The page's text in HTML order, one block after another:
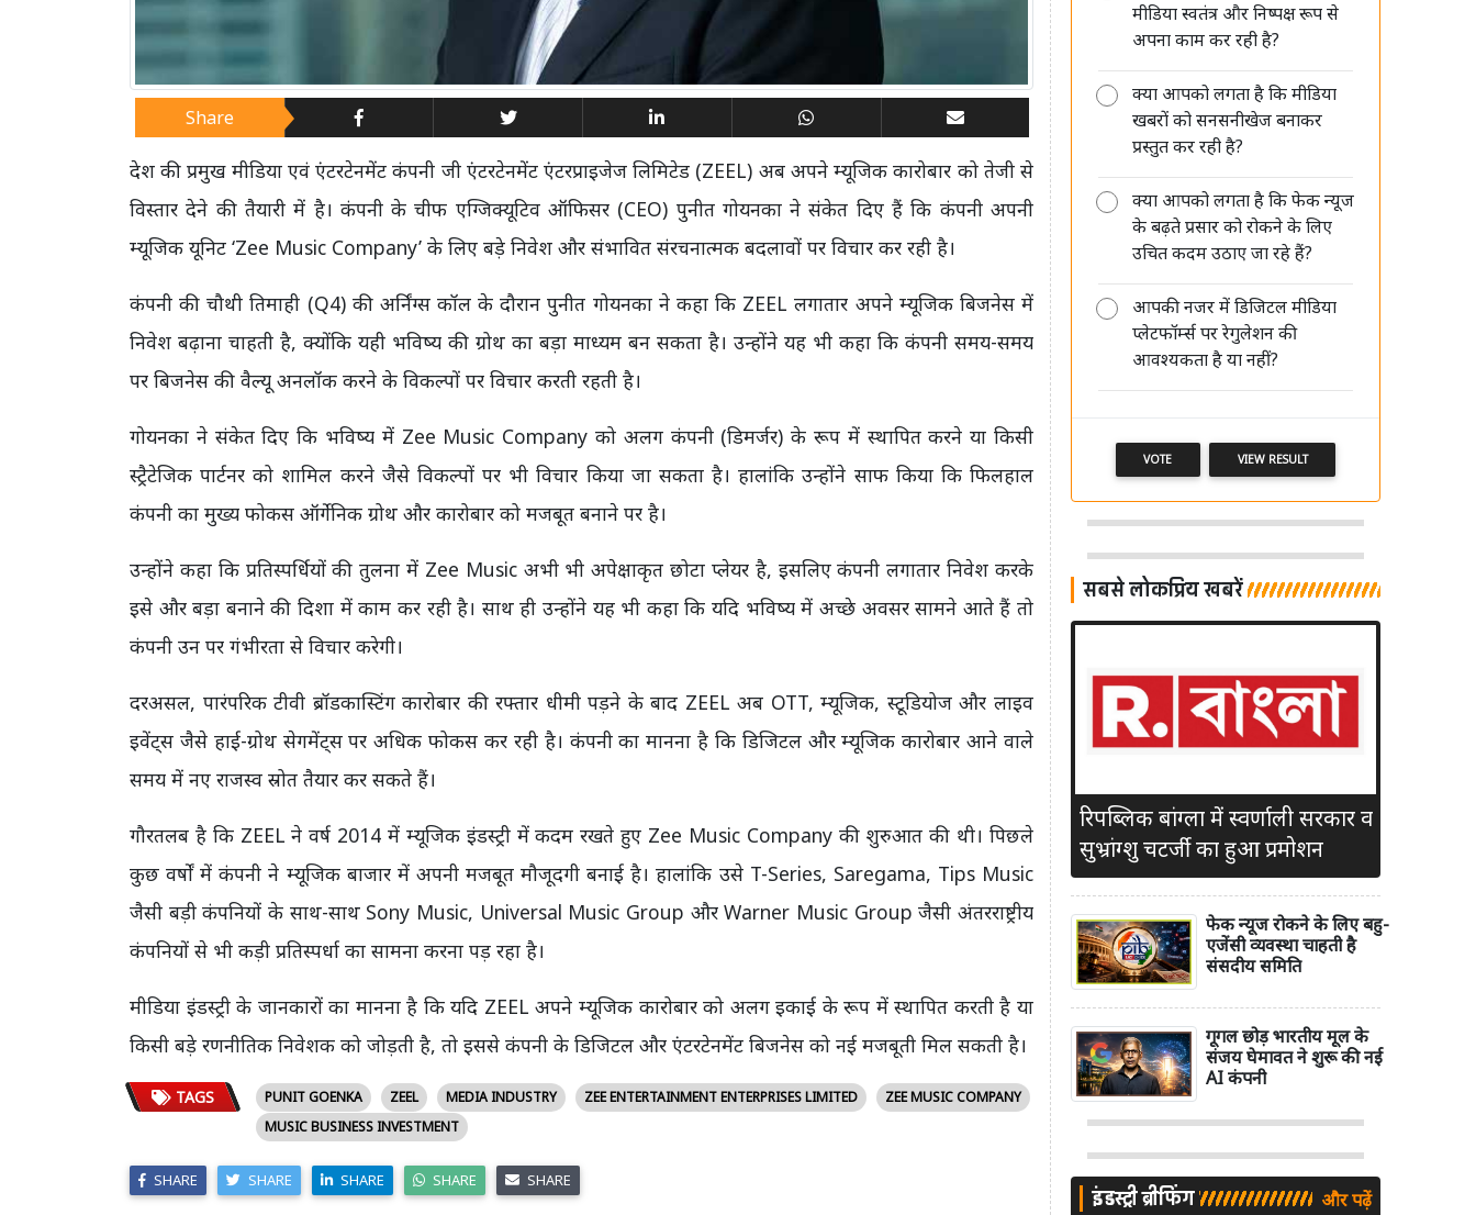
Share
देश की प्रमुख मीडिया एवं एंटरटेनमेंट कंपनी जी एंटरटेनमेंट एंटरप्राइजेज लिमिटेड (ZEEL) अब अपने म्यूजिक कारोबार को तेजी से
विस्तार देने की तैयारी में है। कंपनी के चीफ एग्जिक्यूटिव ऑफिसर (CEO) पुनीत गोयनका ने संकेत दिए हैं कि कंपनी अपनी
म्यूजिक यूनिट ‘Zee Music Company’ के लिए बड़े निवेश और संभावित संरचनात्मक बदलावों पर विचार कर रही है।
कंपनी की चौथी तिमाही (Q4) की अर्निंग्स कॉल के दौरान पुनीत गोयनका ने कहा कि ZEEL लगातार अपने म्यूजिक बिजनेस में
निवेश बढ़ाना चाहती है, क्योंकि यही भविष्य की ग्रोथ का बड़ा माध्यम बन सकता है। उन्होंने यह भी कहा कि कंपनी समय-समय
पर बिजनेस की वैल्यू अनलॉक करने के विकल्पों पर विचार करती रहती है।
गोयनका ने संकेत दिए कि भविष्य में Zee Music Company को अलग कंपनी (डिमर्जर) के रूप में स्थापित करने या किसी
स्ट्रैटेजिक पार्टनर को शामिल करने जैसे विकल्पों पर भी विचार किया जा सकता है। हालांकि उन्होंने साफ किया कि फिलहाल
कंपनी का मुख्य फोकस ऑर्गेनिक ग्रोथ और कारोबार को मजबूत बनाने पर है।
उन्होंने कहा कि प्रतिस्पर्धियों की तुलना में Zee Music अभी भी अपेक्षाकृत छोटा प्लेयर है, इसलिए कंपनी लगातार निवेश करके
इसे और बड़ा बनाने की दिशा में काम कर रही है। साथ ही उन्होंने यह भी कहा कि यदि भविष्य में अच्छे अवसर सामने आते हैं तो
कंपनी उन पर गंभीरता से विचार करेगी।
दरअसल, पारंपरिक टीवी ब्रॉडकास्टिंग कारोबार की रफ्तार धीमी पड़ने के बाद ZEEL अब OTT, म्यूजिक, स्टूडियोज और लाइव
इवेंट्स जैसे हाई-ग्रोथ सेगमेंट्स पर अधिक फोकस कर रही है। कंपनी का मानना है कि डिजिटल और म्यूजिक कारोबार आने वाले
समय में नए राजस्व स्रोत तैयार कर सकते हैं।
गौरतलब है कि ZEEL ने वर्ष 2014 में म्यूजिक इंडस्ट्री में कदम रखते हुए Zee Music Company की शुरुआत की थी। पिछले
कुछ वर्षों में कंपनी ने म्यूजिक बाजार में अपनी मजबूत मौजूदगी बनाई है। हालांकि उसे T-Series, Saregama, Tips Music
जैसी बड़ी कंपनियों के साथ-साथ Sony Music, Universal Music Group और Warner Music Group जैसी अंतरराष्ट्रीय
कंपनियों से भी कड़ी प्रतिस्पर्धा का सामना करना पड़ रहा है।
मीडिया इंडस्ट्री के जानकारों का मानना है कि यदि ZEEL अपने म्यूजिक कारोबार को अलग इकाई के रूप में स्थापित करती है या
किसी बड़े रणनीतिक निवेशक को जोड़ती है, तो इससे कंपनी के डिजिटल और एंटरटेनमेंट बिजनेस को नई मजबूती मिल सकती है।
TAGS PUNIT GOENKA ZEEL MEDIA INDUSTRY ZEE ENTERTAINMENT ENTERPRISES LIMITED
ZEE MUSIC COMPANY
MUSIC BUSINESS INVESTMENT
SHARE SHARE SHARE SHARE SHARE
Sun TV Network का बड़ा ऐलान, 12
अगस्त को अंतरिम डिविडेंड पर बोर्ड की
DB Corp में सुधीर अग्रवाल और पवन
अग्रवाल की पुनर्नियुक्ति पर दो सितंबर को
होगा फैसला
मीडिया स्वतंत्र और निष्पक्ष रूप से
अपना काम कर रही है?
क्या आपको लगता है कि मीडिया
खबरों को सनसनीखेज बनाकर
प्रस्तुत कर रही है?
क्या आपको लगता है कि फेक न्यूज
के बढ़ते प्रसार को रोकने के लिए
उचित कदम उठाए जा रहे हैं?
आपकी नजर में डिजिटल मीडिया
प्लेटफॉर्म्स पर रेगुलेशन की
आवश्यकता है या नहीं?
VOTE VIEW RESULT
सबसे लोकप्रिय खबरें
रिपब्लिक बांग्ला में स्वर्णाली सरकार व
सुभ्रांग्शु चटर्जी का हुआ प्रमोशन
फेक न्यूज रोकने के लिए बहु-
एजेंसी व्यवस्था चाहती है
संसदीय समिति
गूगल छोड़ भारतीय मूल के
संजय घेमावत ने शुरू की नई
AI कंपनी
इंडस्ट्री ब्रीफिंग और पढ़ें